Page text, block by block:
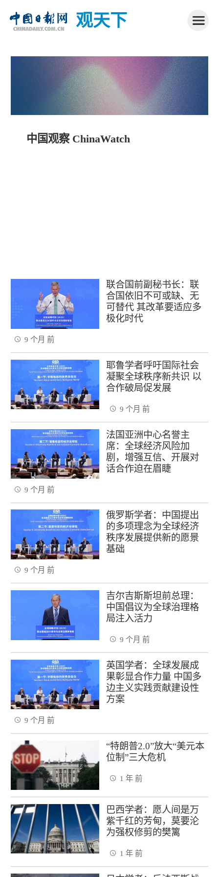
观天下
中国观察 ChinaWatch
联合国前副秘书长：联
合国依旧不可或缺、无
可替代 其改革要适应多
极化时代
9 个月 前
耶鲁学者呼吁国际社会
凝聚全球秩序新共识 以
合作破局促发展
9 个月 前
法国亚洲中心名誉主
席：全球经济风险加
剧，增强互信、开展对
话合作迫在眉睫
9 个月 前
俄罗斯学者：中国提出
的多项理念为全球经济
秩序发展提供新的愿景
基础
9 个月 前
吉尔吉斯斯坦前总理：
中国倡议为全球治理格
局注入活力
9 个月 前
英国学者：全球发展成
果彰显合作力量 中国多
边主义实践贡献建设性
方案
9 个月 前
“特朗普2.0”放大“美元本
位制”三大危机
1 年 前
巴西学者：愿人间是万
紫千红的芳甸，莫要沦
为强权修剪的樊篱
1 年 前